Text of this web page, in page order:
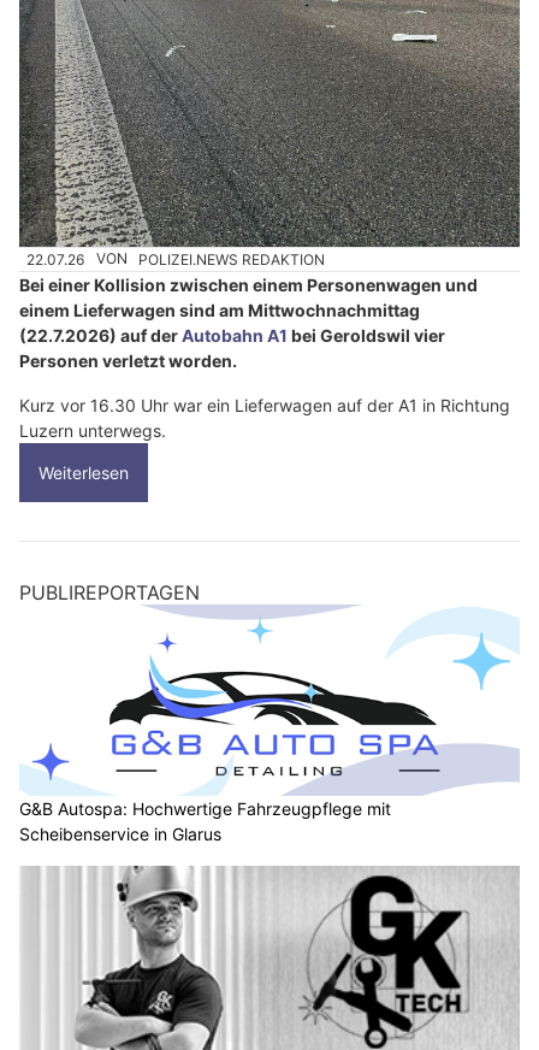
22.07.26 VON POLIZEI.NEWS REDAKTION
Bei einer Kollision zwischen einem Personenwagen und
einem Lieferwagen sind am Mittwochnachmittag
(22.7.2026) auf derAutobahn A1 bei Geroldswil vier
Personen verletzt worden.
Kurz vor 16.30 Uhr war ein Lieferwagen auf der A1 in Richtung
Luzern unterwegs.
Weiterlesen
PUBLIREPORTAGEN
G&B Autospa: Hochwertige Fahrzeugpflege mit
Scheibenservice in Glarus